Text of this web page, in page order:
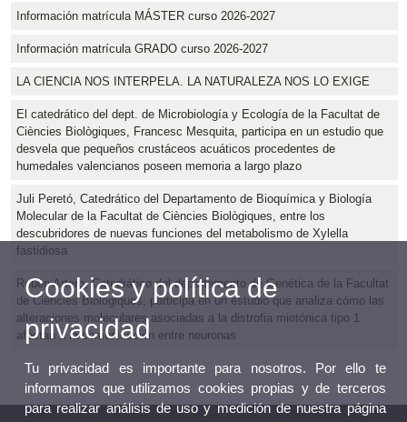
Información matrícula MÁSTER curso 2026-2027
Información matrícula GRADO curso 2026-2027
LA CIENCIA NOS INTERPELA. LA NATURALEZA NOS LO EXIGE
El catedrático del dept. de Microbiología y Ecología de la Facultat de
Ciències Biològiques, Francesc Mesquita, participa en un estudio que
desvela que pequeños crustáceos acuáticos procedentes de
humedales valencianos poseen memoria a largo plazo
Juli Peretó, Catedrático del Departamento de Bioquímica y Biología
Molecular de la Facultat de Ciències Biològiques, entre los
descubridores de nuevas funciones del metabolismo de Xylella
fastidiosa
Rubén Artero, Catedrático del departamento de Genética de la Facultat
de Ciències Biològiques, participa en un estudio que analiza cómo las
alteraciones moleculares asociadas a la distrofia miotónica tipo 1
afectan a la comunicación entre neuronas
Cookies y política de
privacidad
Tu privacidad es importante para nosotros. Por ello te
informamos que utilizamos cookies propias y de terceros
para realizar análisis de uso y medición de nuestra página